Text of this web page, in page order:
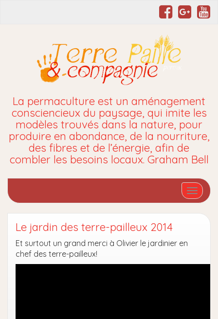
La permaculture est un aménagement
consciencieux du paysage, qui imite les
modèles trouvés dans la nature, pour
produire en abondance, de la nourriture,
des fibres et de l’énergie, afin de
combler les besoins locaux. Graham Bell
Le jardin des terre-pailleux 2014
Et surtout un grand merci à Olivier le jardinier en
chef des terre-pailleux!